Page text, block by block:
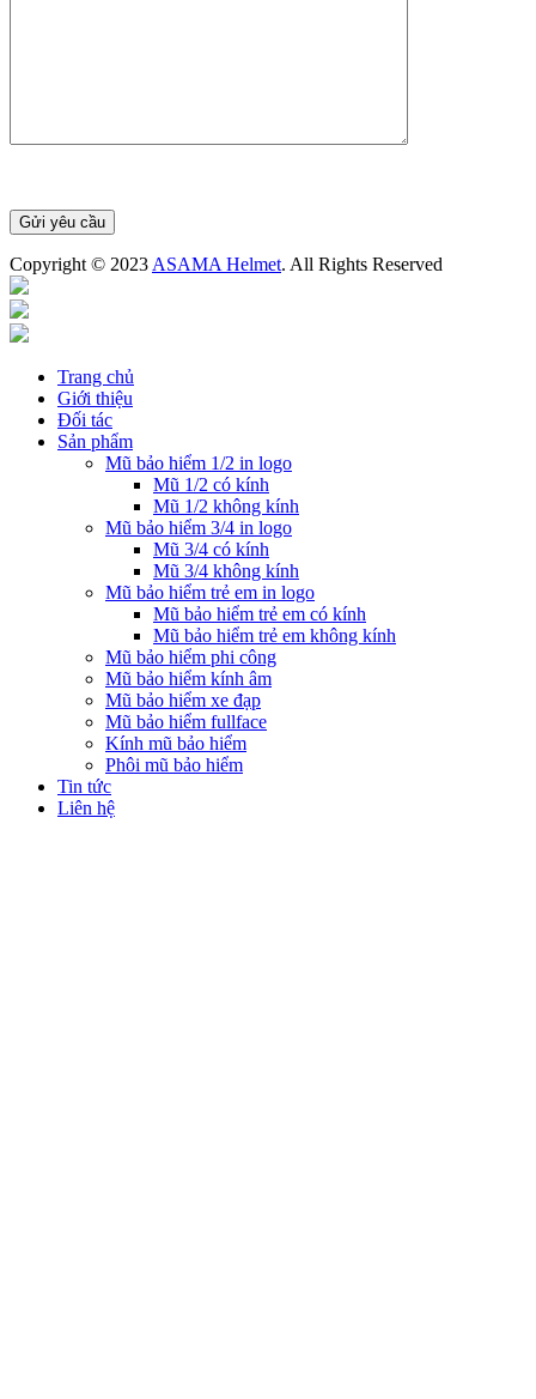
Copyright © 2023 ASAMA Helmet. All Rights Reserved
Trang chủ
Giới thiệu
Đối tác
Sản phẩm
Mũ bảo hiểm 1/2 in logo
Mũ 1/2 có kính
Mũ 1/2 không kính
Mũ bảo hiểm 3/4 in logo
Mũ 3/4 có kính
Mũ 3/4 không kính
Mũ bảo hiểm trẻ em in logo
Mũ bảo hiểm trẻ em có kính
Mũ bảo hiểm trẻ em không kính
Mũ bảo hiểm phi công
Mũ bảo hiểm kính âm
Mũ bảo hiểm xe đạp
Mũ bảo hiểm fullface
Kính mũ bảo hiểm
Phôi mũ bảo hiểm
Tin tức
Liên hệ